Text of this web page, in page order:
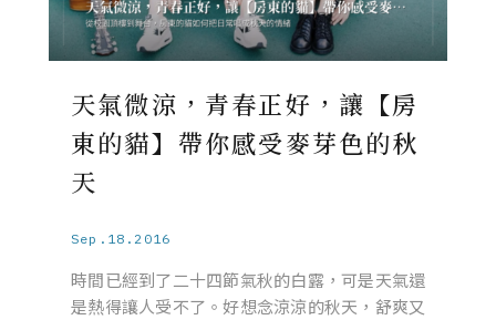
天氣微涼，青春正好，讓【房
東的貓】帶你感受麥芽色的秋
天
Sep.18.2016
時間已經到了二十四節氣秋的白露，可是天氣還
是熱得讓人受不了。好想念涼涼的秋天，舒爽又